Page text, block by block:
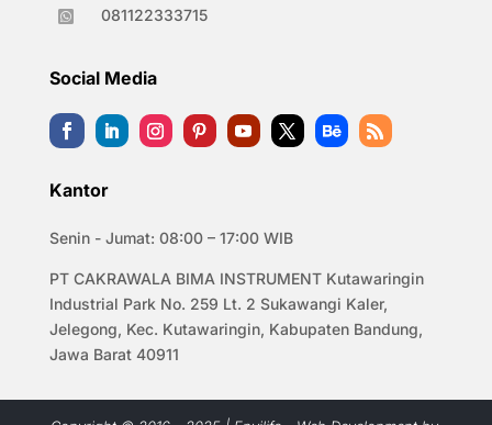
 081122333715
Social Media
Kantor
Senin - Jumat: 08:00 – 17:00 WIB
PT CAKRAWALA BIMA INSTRUMENT Kutawaringin
Industrial Park No. 259 Lt. 2 Sukawangi Kaler,
Jelegong, Kec. Kutawaringin, Kabupaten Bandung,
Jawa Barat 40911